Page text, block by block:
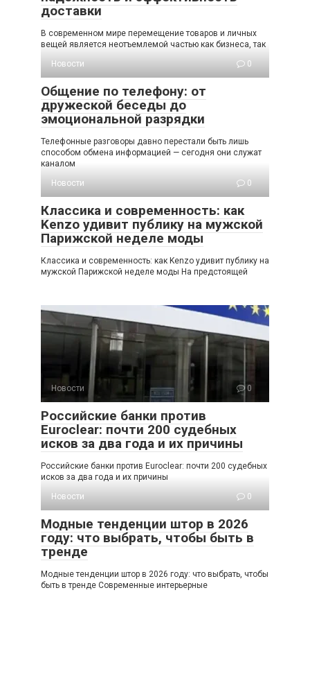
доставки
В современном мире перемещение товаров и личных
вещей является неотъемлемой частью как бизнеса, так
Новости
0
Общение по телефону: от
дружеской беседы до
эмоциональной разрядки
Телефонные разговоры давно перестали быть лишь
способом обмена информацией — сегодня они служат
каналом
Новости
0
Классика и современность: как
Kenzo удивит публику на мужской
Парижской неделе моды
Классика и современность: как Kenzo удивит публику на
мужской Парижской неделе моды На предстоящей
Новости 0
Российские банки против
Euroclear: почти 200 судебных
исков за два года и их причины
Российские банки против Euroclear: почти 200 судебных
исков за два года и их причины
Новости
0
Модные тенденции штор в 2026
году: что выбрать, чтобы быть в
тренде
Модные тенденции штор в 2026 году: что выбрать, чтобы
быть в тренде Современные интерьерные